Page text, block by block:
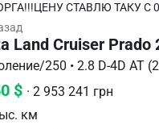
СТАВЛЮ ТАКУ С
ПОСЛЕ
V батарея усилена - не
ДВИГАТЕЛЬ
КАК НОВАЯ, КОРОБКА
Фото
ВОЗМОЖЕН ОБМЕН Trade in
Land Cruiser Prado
$ · 2 953 241 грн
км